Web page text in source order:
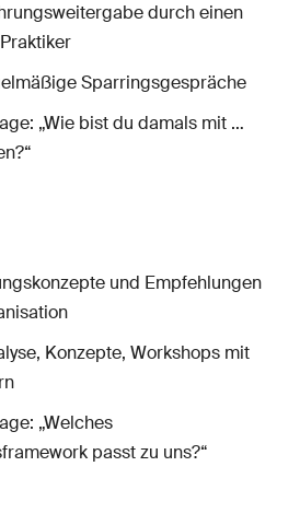
durch einen
Sparringsgespräche
„Wie bist du damals mit …
und Empfehlungen
Konzepte, Workshops mit
„Welches
passt zu uns?“